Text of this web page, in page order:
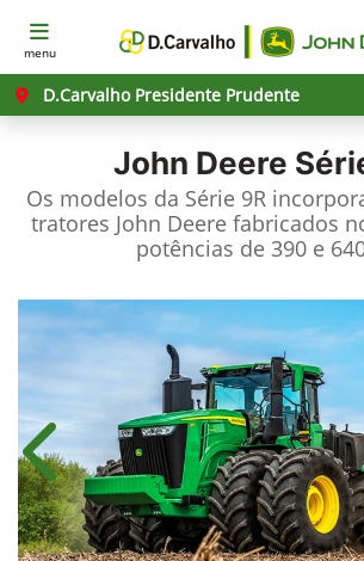
menu
D.Carvalho Presidente Prudente
John Deere
Os modelos da Série 9R
tratores John Deere fabricados
potências de 390 e
Anterior